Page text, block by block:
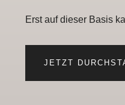
Erst auf dieser Basis
JETZT